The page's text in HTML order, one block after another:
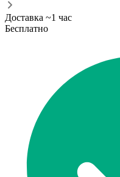
Доставка ~1 час
Бесплатно